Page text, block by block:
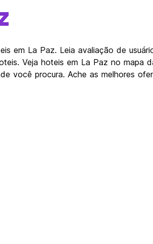
em La Paz. Leia avaliação de
Veja hoteis em La Paz no mapa
você procura. Ache as melhores